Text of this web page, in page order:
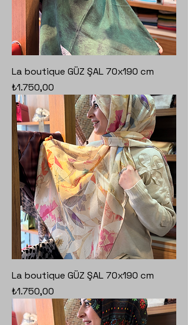
La boutique GÜZ ŞAL 70x190 cm
Fiyat
₺1.750,00
La boutique GÜZ ŞAL 70x190 cm
Fiyat
₺1.750,00